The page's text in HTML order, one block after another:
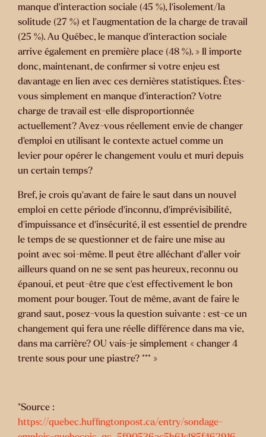
manque d’interaction sociale (45 %), l’isolement/la
solitude (27 %) et l’augmentation de la charge de travail
(25 %). Au Québec, le manque d’interaction sociale
arrive également en première place (48 %). » Il importe
donc, maintenant, de confirmer si votre enjeu est
davantage en lien avec ces dernières statistiques. Êtes-
vous simplement en manque d’interaction? Votre
charge de travail est-elle disproportionnée
actuellement? Avez-vous réellement envie de changer
d’emploi en utilisant le contexte actuel comme un
levier pour opérer le changement voulu et muri depuis
un certain temps?
Bref, je crois qu’avant de faire le saut dans un nouvel
emploi en cette période d’inconnu, d’imprévisibilité,
d’impuissance et d’insécurité, il est essentiel de prendre
le temps de se questionner et de faire une mise au
point avec soi-même. Il peut être alléchant d’aller voir
ailleurs quand on ne se sent pas heureux, reconnu ou
épanoui, et peut-être que c’est effectivement le bon
moment pour bouger. Tout de même, avant de faire le
grand saut, posez-vous la question suivante : est-ce un
changement qui fera une réelle différence dans ma vie,
dans ma carrière? OU vais-je simplement « changer 4
trente sous pour une piastre? *** »
*Source :
https://quebec.huffingtonpost.ca/entry/sondage-